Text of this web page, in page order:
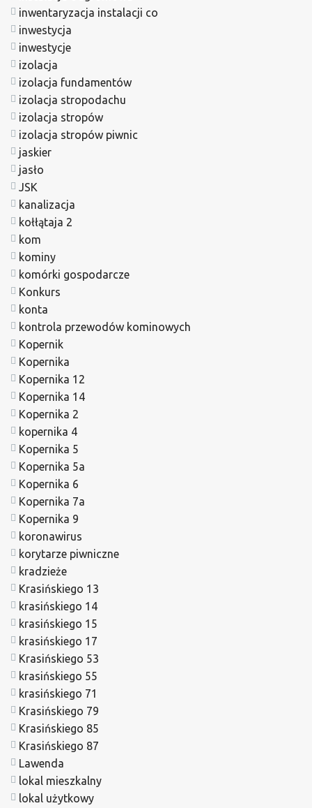
inwentaryzacja instalacji co
inwestycja
inwestycje
izolacja
izolacja fundamentów
izolacja stropodachu
izolacja stropów
izolacja stropów piwnic
jaskier
jasło
JSK
kanalizacja
kołłątaja 2
kom
kominy
komórki gospodarcze
Konkurs
konta
kontrola przewodów kominowych
Kopernik
Kopernika
Kopernika 12
Kopernika 14
Kopernika 2
kopernika 4
Kopernika 5
Kopernika 5a
Kopernika 6
Kopernika 7a
Kopernika 9
koronawirus
korytarze piwniczne
kradzieże
Krasińskiego 13
krasińskiego 14
krasińskiego 15
krasińskiego 17
Krasińskiego 53
krasińskiego 55
krasińskiego 71
Krasińskiego 79
Krasińskiego 85
Krasińskiego 87
Lawenda
lokal mieszkalny
lokal użytkowy